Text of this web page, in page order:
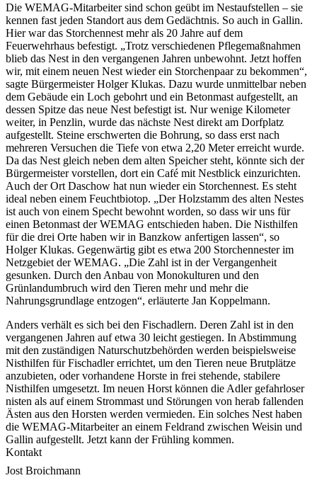
Die WEMAG-Mitarbeiter sind schon geübt im Nestaufstellen – sie
kennen fast jeden Standort aus dem Gedächtnis. So auch in Gallin.
Hier war das Storchennest mehr als 20 Jahre auf dem
Feuerwehrhaus befestigt. „Trotz verschiedenen Pflegemaßnahmen
blieb das Nest in den vergangenen Jahren unbewohnt. Jetzt hoffen
wir, mit einem neuen Nest wieder ein Storchenpaar zu bekommen“,
sagte Bürgermeister Holger Klukas. Dazu wurde unmittelbar neben
dem Gebäude ein Loch gebohrt und ein Betonmast aufgestellt, an
dessen Spitze das neue Nest befestigt ist. Nur wenige Kilometer
weiter, in Penzlin, wurde das nächste Nest direkt am Dorfplatz
aufgestellt. Steine erschwerten die Bohrung, so dass erst nach
mehreren Versuchen die Tiefe von etwa 2,20 Meter erreicht wurde.
Da das Nest gleich neben dem alten Speicher steht, könnte sich der
Bürgermeister vorstellen, dort ein Café mit Nestblick einzurichten.
Auch der Ort Daschow hat nun wieder ein Storchennest. Es steht
ideal neben einem Feuchtbiotop. „Der Holzstamm des alten Nestes
ist auch von einem Specht bewohnt worden, so dass wir uns für
einen Betonmast der WEMAG entschieden haben. Die Nisthilfen
für die drei Orte haben wir in Banzkow anfertigen lassen“, so
Holger Klukas. Gegenwärtig gibt es etwa 200 Storchennester im
Netzgebiet der WEMAG. „Die Zahl ist in der Vergangenheit
gesunken. Durch den Anbau von Monokulturen und den
Grünlandumbruch wird den Tieren mehr und mehr die
Nahrungsgrundlage entzogen“, erläuterte Jan Koppelmann.
Anders verhält es sich bei den Fischadlern. Deren Zahl ist in den
vergangenen Jahren auf etwa 30 leicht gestiegen. In Abstimmung
mit den zuständigen Naturschutzbehörden werden beispielsweise
Nisthilfen für Fischadler errichtet, um den Tieren neue Brutplätze
anzubieten, oder vorhandene Horste in frei stehende, stabilere
Nisthilfen umgesetzt. Im neuen Horst können die Adler gefahrloser
nisten als auf einem Strommast und Störungen von herab fallenden
Ästen aus den Horsten werden vermieden. Ein solches Nest haben
die WEMAG-Mitarbeiter an einem Feldrand zwischen Weisin und
Gallin aufgestellt. Jetzt kann der Frühling kommen.
Kontakt
Jost Broichmann